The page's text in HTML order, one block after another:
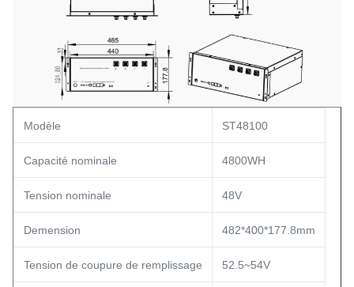
Modèle ST48100
Capacité nominale 4800WH
Tension nominale 48V
Demension 482*400*177.8mm
Tension de coupure de remplissage 52.5~54V